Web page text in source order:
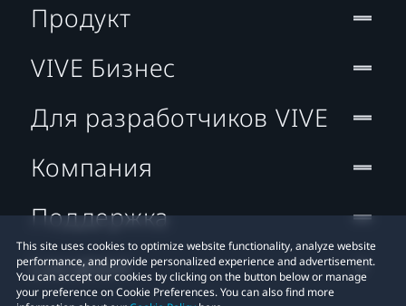
This site uses cookies to optimize website functionality, analyze website
performance, and provide personalized experience and advertisement.
You can accept our cookies by clicking on the button below or manage
your preference on Cookie Preferences. You can also find more
Продукт
VIVE Бизнес
Для разработчиков VIVE
Компания
Поддержка
Location